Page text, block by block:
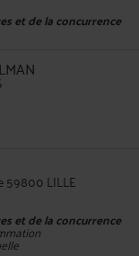
et de la concurrence
59800 LILLE
et de la concurrence